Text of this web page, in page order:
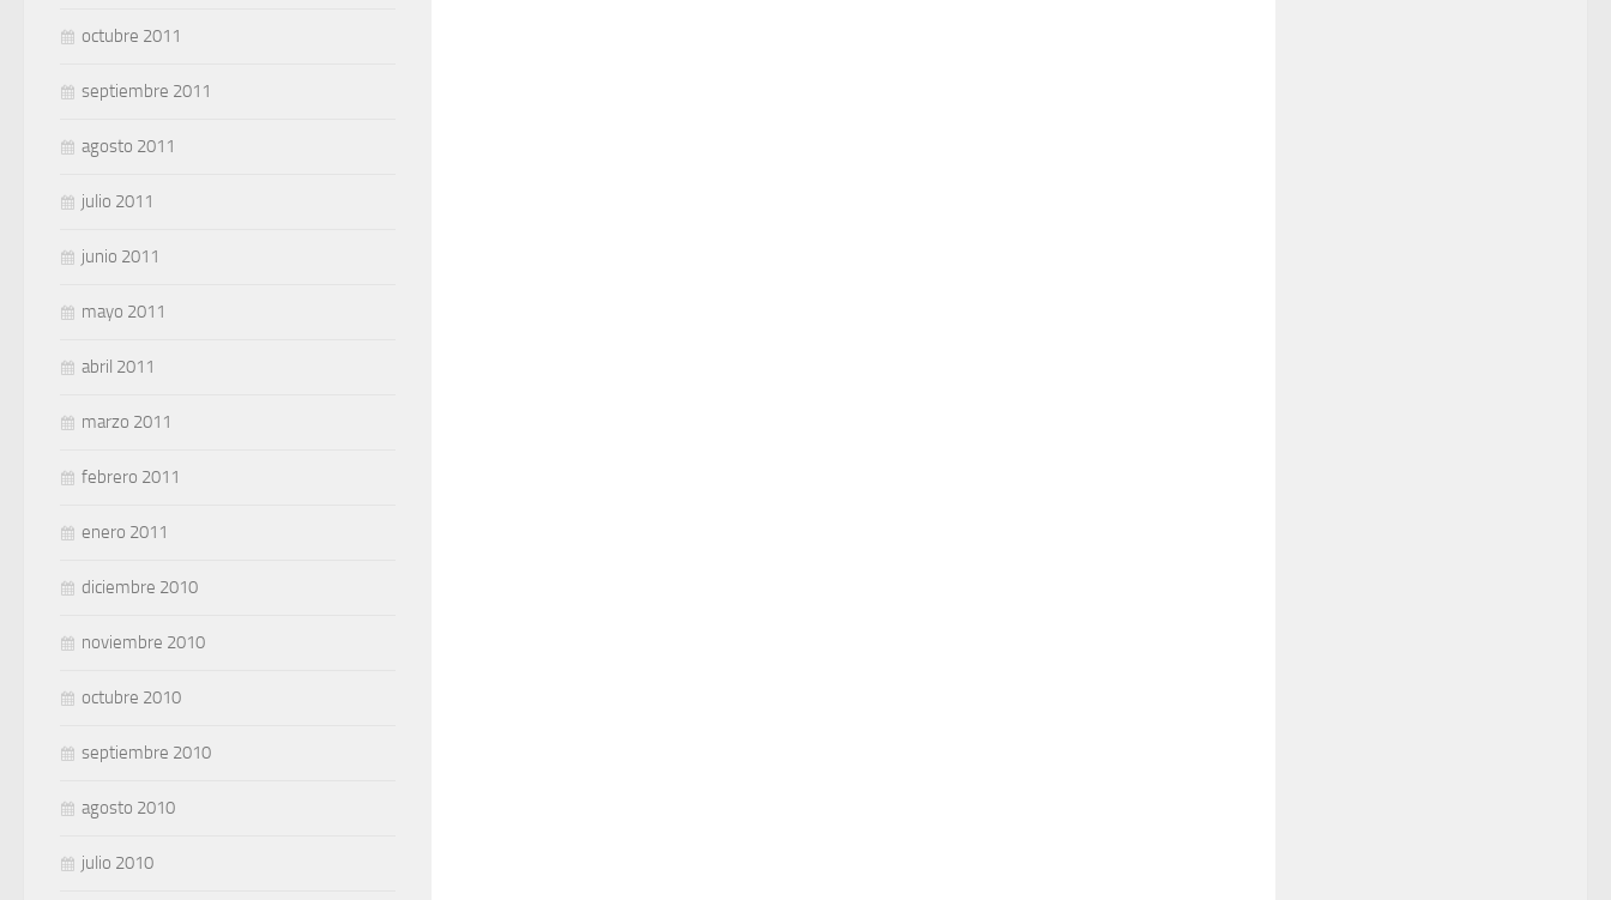
octubre 2011
septiembre 2011
agosto 2011
julio 2011
junio 2011
mayo 2011
abril 2011
marzo 2011
febrero 2011
enero 2011
diciembre 2010
noviembre 2010
octubre 2010
septiembre 2010
agosto 2010
julio 2010